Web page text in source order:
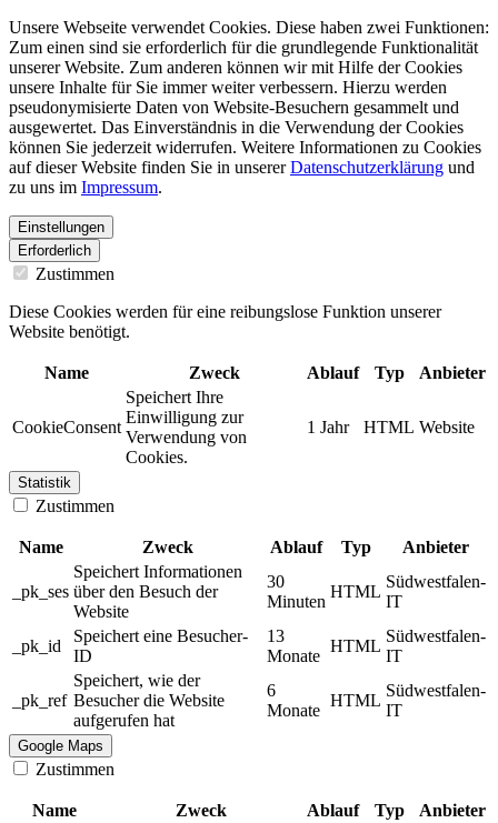
Unsere Webseite verwendet Cookies. Diese haben zwei Funktionen:
Zum einen sind sie erforderlich für die grundlegende Funktionalität
unserer Website. Zum anderen können wir mit Hilfe der Cookies
unsere Inhalte für Sie immer weiter verbessern. Hierzu werden
pseudonymisierte Daten von Website-Besuchern gesammelt und
ausgewertet. Das Einverständnis in die Verwendung der Cookies
können Sie jederzeit widerrufen. Weitere Informationen zu Cookies
auf dieser Website finden Sie in unsererDatenschutzerklärung und
zu uns im Impressum.
Einstellungen
Erforderlich
Zustimmen
Diese Cookies werden für eine reibungslose Funktion unserer
Website benötigt.
Name Zweck Ablauf Typ Anbieter
CookieConsent
Speichert Ihre
Einwilligung zur
Verwendung von
Cookies.
1 Jahr HTML Website
Statistik
Zustimmen
Name Zweck Ablauf Typ Anbieter
_pk_ses
Speichert Informationen
über den Besuch der
Website
30
Minuten
HTML
Südwestfalen-
IT
_pk_id
Speichert eine Besucher-
ID
13
Monate
HTML
Südwestfalen-
IT
_pk_ref
Speichert, wie der
Besucher die Website
aufgerufen hat
6
Monate
HTML
Südwestfalen-
IT
Google Maps
Zustimmen
Name Zweck Ablauf Typ Anbieter